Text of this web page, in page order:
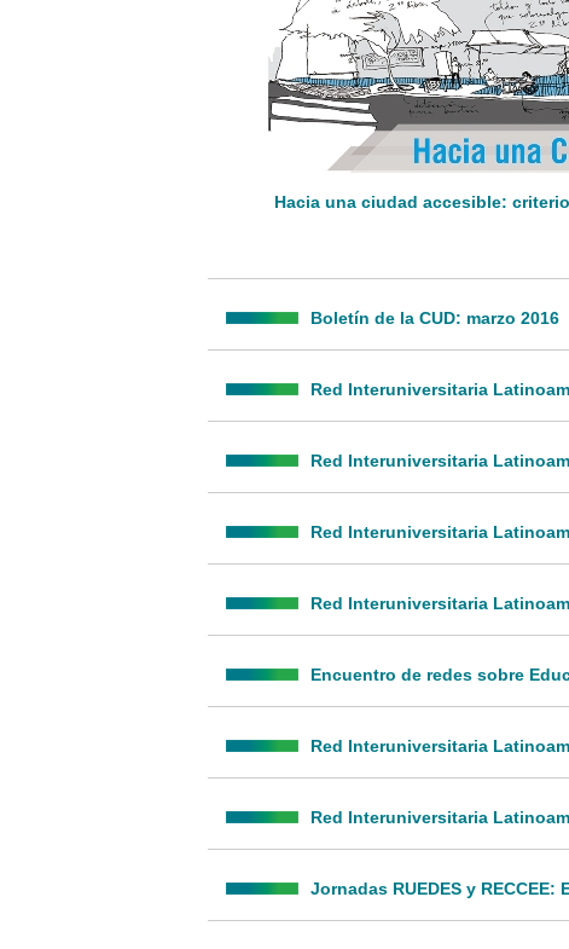
Hacia una ciudad accesible:
Boletín de la CUD: marzo 2016
Red Interuniversitaria
Red Interuniversitaria
Red Interuniversitaria
Red Interuniversitaria
Encuentro de redes sobre
Red Interuniversitaria
Red Interuniversitaria
Jornadas RUEDES y